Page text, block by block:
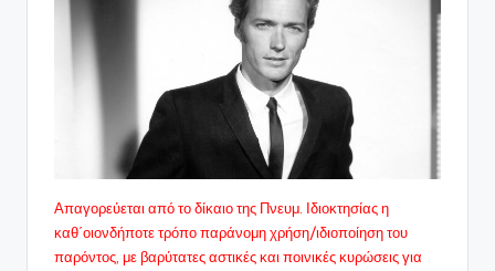
Απαγορεύεται από το δίκαιο της Πνευμ. Ιδιοκτησίας η
καθ΄οιονδήποτε τρόπο παράνομη χρήση/ιδιοποίηση του
παρόντος, με βαρύτατες αστικές και ποινικές κυρώσεις για